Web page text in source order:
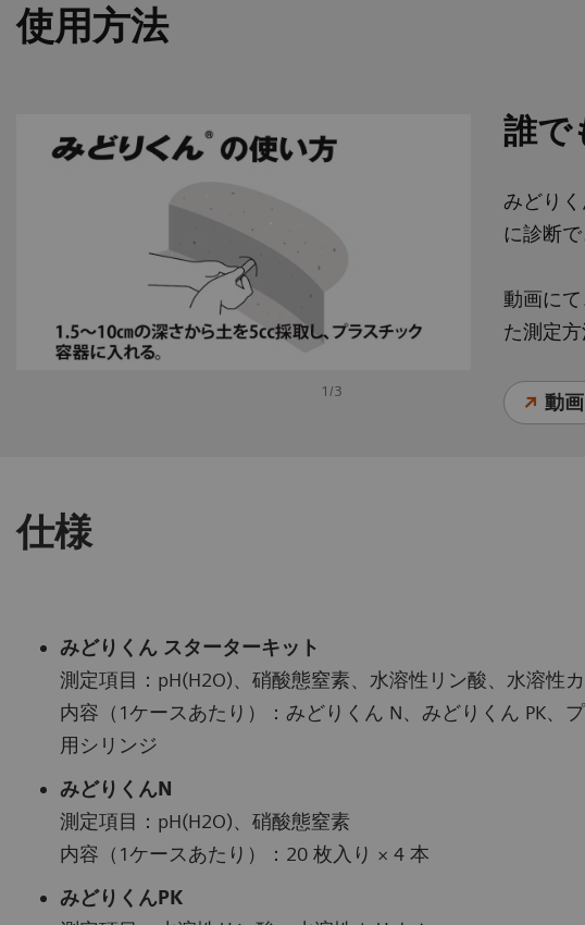
使用方法
1/3
誰で
みどり
に診断で
動画に
た測定
動
仕様
みどりくん スターターキット
測定項目：pH(H2O)、硝酸態窒素、水溶性リン酸、水溶性
内容（1ケースあたり）：みどりくん N、みどりくん PK、
用シリンジ
みどりくんN
測定項目：pH(H2O)、硝酸態窒素
内容（1ケースあたり）：20 枚入り × 4 本
みどりくんPK